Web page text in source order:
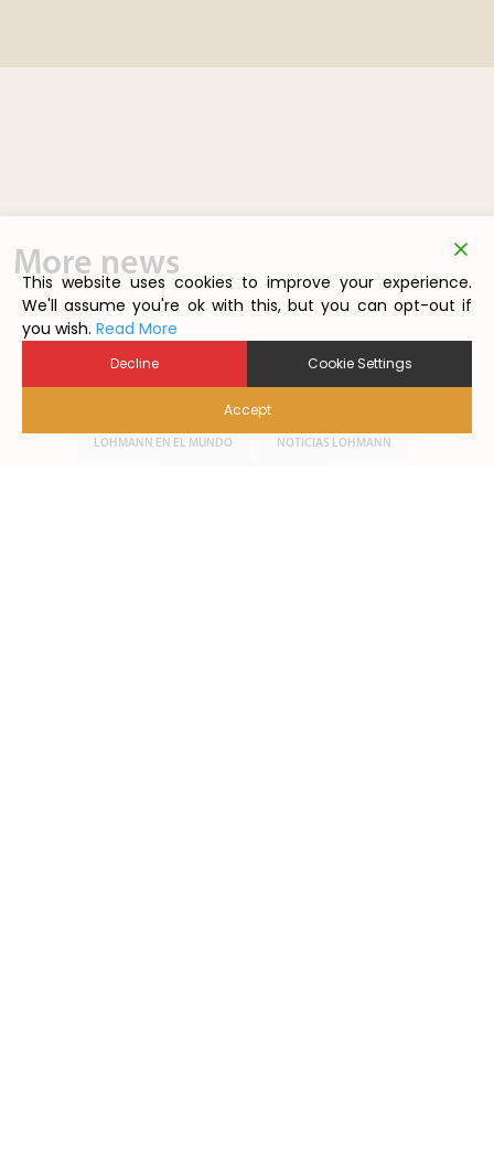
More news
EVENTOS LOHMANN
HUEVO LOHMANN Y SU DIVERSO MUNDO
LOHMANN EN EL MUNDO NOTICIAS LOHMANN
This website uses cookies to improve your experience.
We'll assume you're ok with this, but you can opt-out if
you wish. Read More
Decline Cookie Settings
Accept